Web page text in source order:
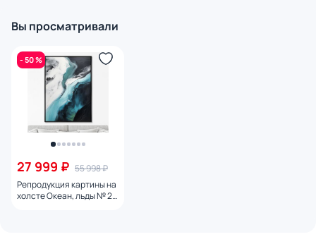
Вы просматривали
- 50 %
27 999 ₽ 55 998 ₽
Репродукция картины на
холсте Океан, льды № 2,